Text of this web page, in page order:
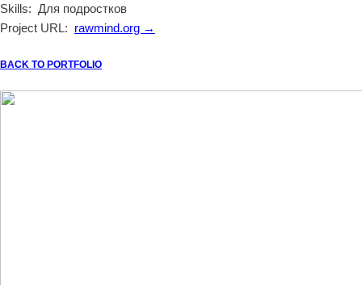
Skills: Для подростков
Project URL: rawmind.org →
BACK TO PORTFOLIO